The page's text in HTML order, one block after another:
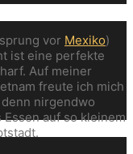
vor Mexiko)
ist eine perfekte
Auf meiner
freute ich mich
nirgendwo
auf so kleinem